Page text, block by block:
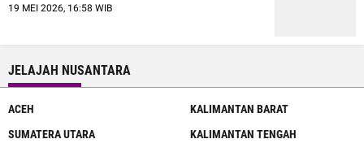
19 MEI 2026, 16:58 WIB
JELAJAH NUSANTARA
ACEH
SUMATERA UTARA
KALIMANTAN BARAT
KALIMANTAN TENGAH